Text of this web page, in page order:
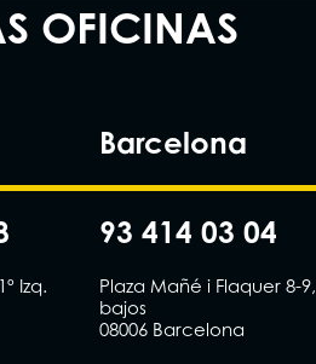
OFICINAS
Izq.
Barcelona
93 414 03 04
Plaza Mañé i Flaquer 8-9,
bajos
08006 Barcelona